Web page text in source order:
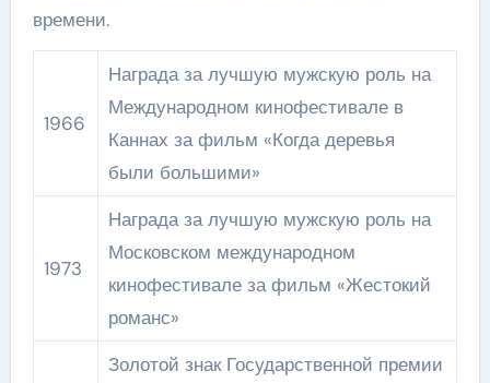
времени.
1966
Награда за лучшую мужскую роль на
Международном кинофестивале в
Каннах за фильм «Когда деревья
были большими»
1973
Награда за лучшую мужскую роль на
Московском международном
кинофестивале за фильм «Жестокий
романс»
Золотой знак Государственной премии